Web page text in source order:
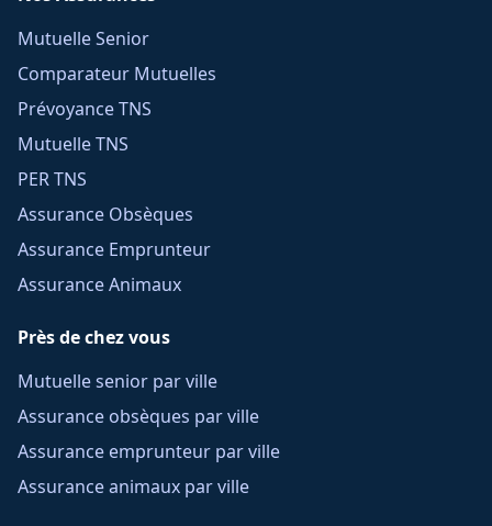
Mutuelle Senior
Comparateur Mutuelles
Prévoyance TNS
Mutuelle TNS
PER TNS
Assurance Obsèques
Assurance Emprunteur
Assurance Animaux
Près de chez vous
Mutuelle senior par ville
Assurance obsèques par ville
Assurance emprunteur par ville
Assurance animaux par ville